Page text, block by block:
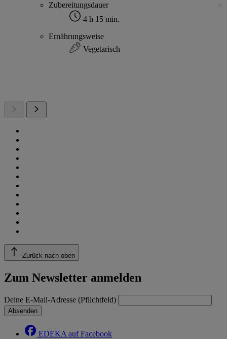
Zubereitungsdauer
4 h 15 min.
Ernährungsweise
Vegetarisch
Zurück nach oben
Zum Newsletter anmelden
Deine E-Mail-Adresse (Pflichtfeld)
Absenden
EDEKA auf Facebook